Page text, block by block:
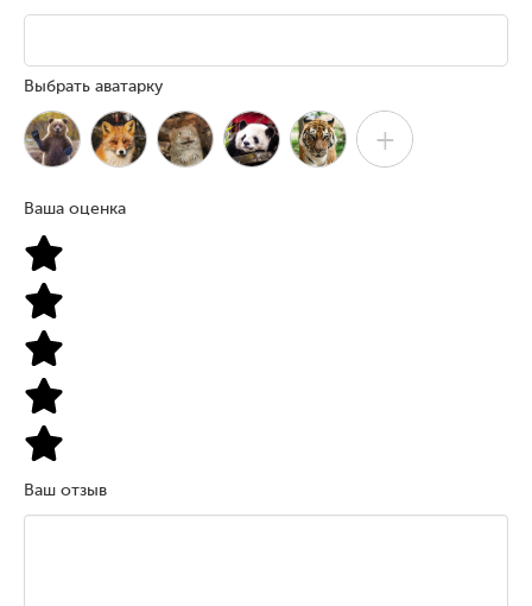
Выбрать аватарку
+
Ваша оценка
Ваш отзыв